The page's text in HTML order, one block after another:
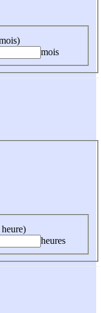
mois
heures